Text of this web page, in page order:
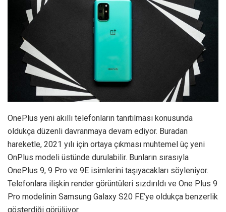
OnePlus yeni akıllı telefonların tanıtılması konusunda
oldukça düzenli davranmaya devam ediyor. Buradan
hareketle, 2021 yılı için ortaya çıkması muhtemel üç yeni
OnPlus modeli üstünde durulabilir. Bunların sırasıyla
OnePlus 9, 9 Pro ve 9E isimlerini taşıyacakları söyleniyor.
Telefonlara ilişkin render görüntüleri sızdırıldı ve One Plus 9
Pro modelinin Samsung Galaxy S20 FE’ye oldukça benzerlik
gösterdiği görülüyor.